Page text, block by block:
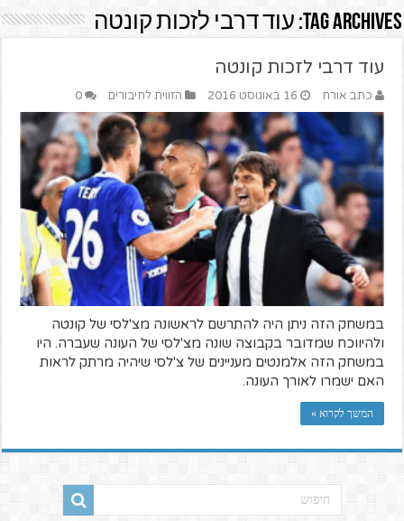
Tag Archives: עוד דרבי לזכות קונטה
עוד דרבי לזכות קונטה
כתב אורח 16 באוגוסט 2016 הזווית לחיבורים 0
במשחק הזה ניתן היה להתרשם לראשונה מצ'לסי של קונטה
ולהיווכח שמדובר בקבוצה שונה מצ'לסי של העונה שעברה. היו
במשחק הזה אלמנטים מעניינים של צ'לסי שיהיה מרתק לראות
האם ישמרו לאורך העונה.
המשך לקרוא »